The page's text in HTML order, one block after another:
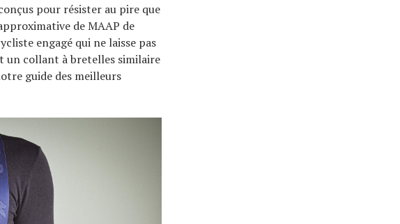
pour résister au pire que
de MAAP de
engagé qui ne laisse pas
un collant à bretelles similaire
guide des meilleurs